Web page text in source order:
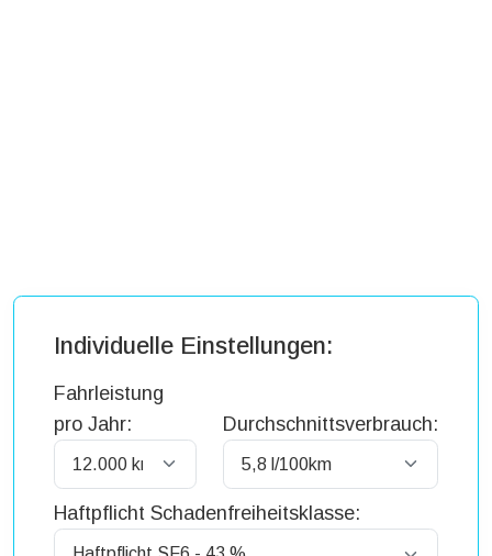
Individuelle Einstellungen:
Fahrleistung
pro Jahr:
Durchschnittsverbrauch:
Haftpflicht Schadenfreiheitsklasse: